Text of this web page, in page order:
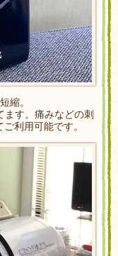
縮。
す。痛みなどの刺
利用可能です。